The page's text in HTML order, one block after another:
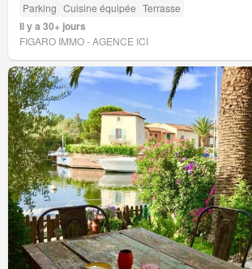
Parking Cuisine équipée Terrasse
Il y a 30+ jours
FIGARO IMMO - AGENCE ICI